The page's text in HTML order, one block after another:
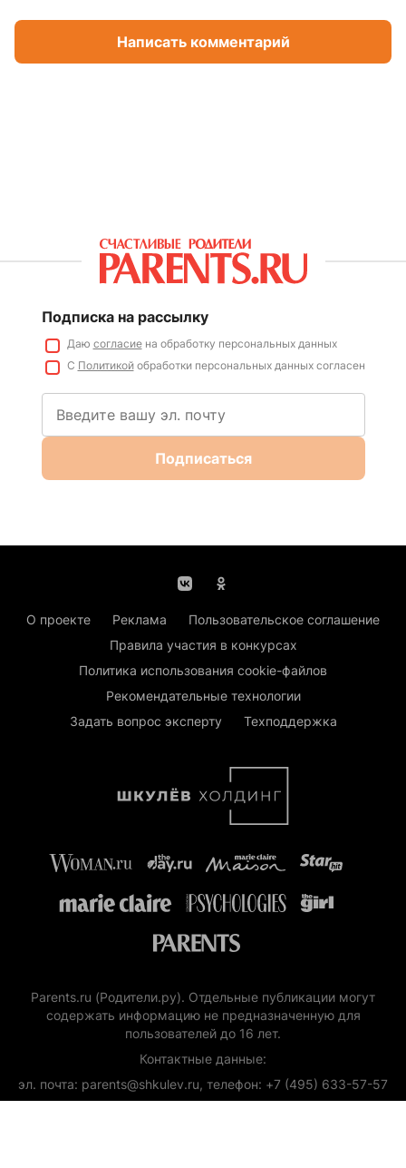
Написать комментарий
Подписка на рассылку
Даю согласиена обработку персональных данных
С Политикойобработки персональных данных согласен
Подписаться
О проекте Реклама
Пользовательское соглашение
Правила участия в конкурсах
Политика использования cookie-файлов
Рекомендательные технологии
Задать вопрос эксперту
Техподдержка
Parents.ru (Родители.ру). Отдельные публикации могут
содержать информацию не предназначенную для
пользователей до 16 лет.
Контактные данные:
эл. почта: parents@shkulev.ru, телефон: +7 (495) 633-57-57